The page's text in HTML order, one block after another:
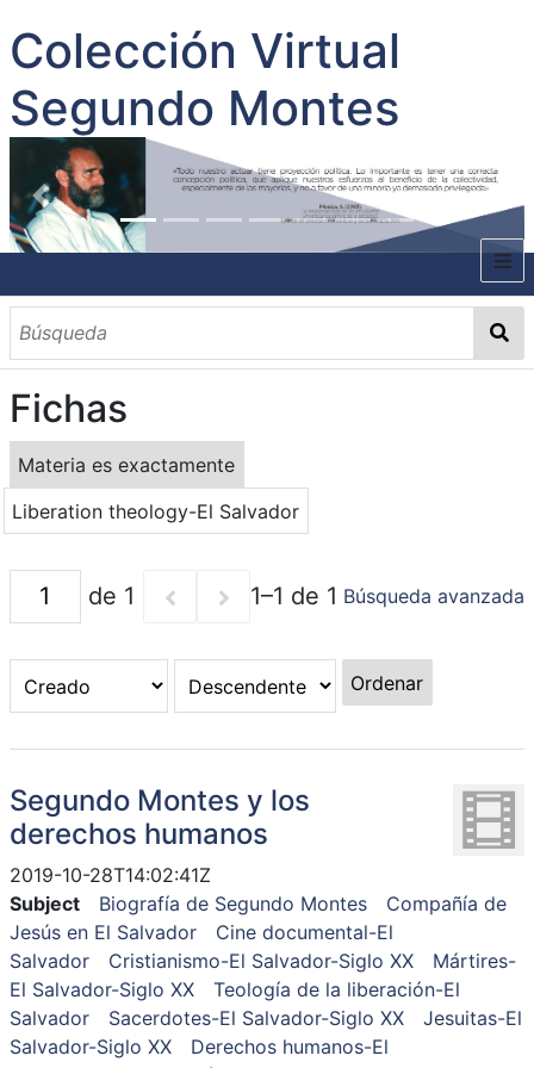
Colección Virtual
Segundo Montes
INICIO
SOBRE EL AUTOR
CONTENIDO
TODOS LOS DOCUMENTOS
CATEGORIAS
OBRAS SOBRE EL AUTOR P. SEGUNDO MONTES
MATERIAS
PALABRAS CLAVES
MULTIMEDIA
GALERÍA
Fichas
Materia es exactamente
Liberation theology-El Salvador
de 1 1–1 de 1 Búsqueda avanzada
Ordenar
Segundo Montes y los
derechos humanos
2019-10-28T14:02:41Z
Subject
Biografía de Segundo Montes
Compañía de
Jesús en El Salvador
Cine documental-El
Salvador
Cristianismo-El Salvador-Siglo XX
Mártires-
El Salvador-Siglo XX
Teología de la liberación-El
Salvador
Sacerdotes-El Salvador-Siglo XX
Jesuitas-El
Salvador-Siglo XX
Derechos humanos-El